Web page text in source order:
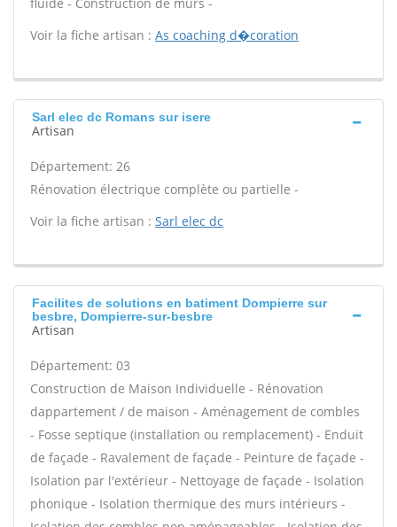
Voir la fiche artisan : As coaching d�coration
Sarl elec dc Romans sur isere
Artisan
Département: 26
Rénovation électrique complète ou partielle -
Voir la fiche artisan : Sarl elec dc
Facilites de solutions en batiment Dompierre sur
besbre, Dompierre-sur-besbre
Artisan
Département: 03
Construction de Maison Individuelle - Rénovation
dappartement / de maison - Aménagement de combles
- Fosse septique (installation ou remplacement) - Enduit
de façade - Ravalement de façade - Peinture de façade -
Isolation par l'extérieur - Nettoyage de façade - Isolation
phonique - Isolation thermique des murs intérieurs -